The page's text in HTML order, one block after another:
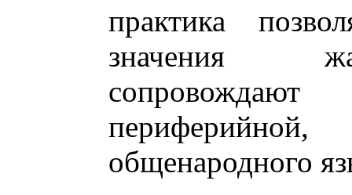
практика
значения
периферийной,
общенародного